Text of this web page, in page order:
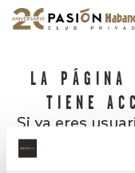
LA PÁGINA
TIENE
Si ya eres